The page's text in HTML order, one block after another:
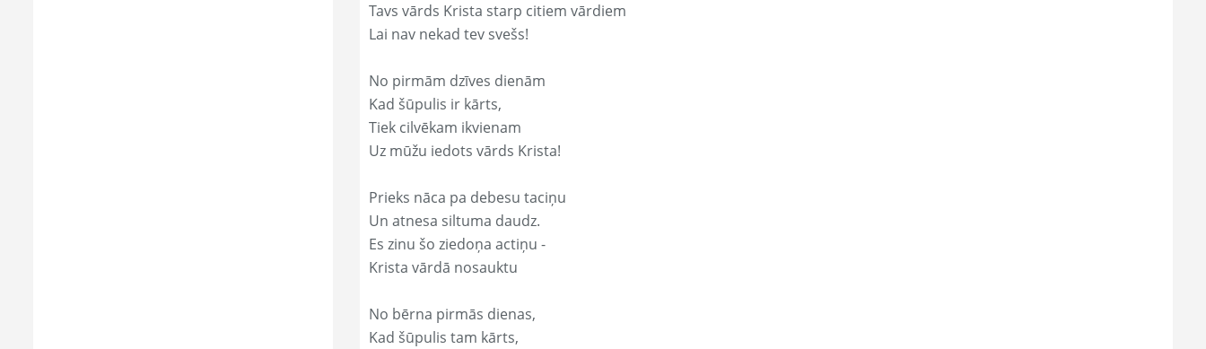
Tavs vārds Krista starp citiem vārdiem
Lai nav nekad tev svešs!
No pirmām dzīves dienām
Kad šūpulis ir kārts,
Tiek cilvēkam ikvienam
Uz mūžu iedots vārds Krista!
Prieks nāca pa debesu taciņu
Un atnesa siltuma daudz.
Es zinu šo ziedoņa actiņu -
Krista vārdā nosauktu
No bērna pirmās dienas,
Kad šūpulis tam kārts,